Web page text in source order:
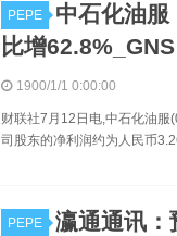
PEPE
中石化油服
比增
1900/1/1 0:00:00
财联社7月12日电,中石化油
司股东的净利润约为人民币
PEPE
瀛通通讯：